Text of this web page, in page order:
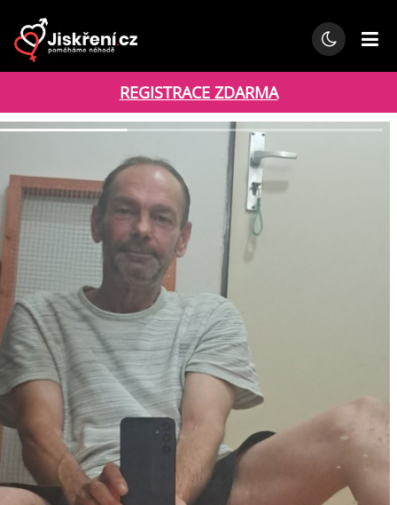
REGISTRACE ZDARMA